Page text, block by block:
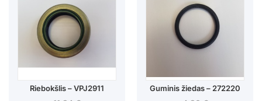
Riebokšlis – VPJ2911 Guminis žiedas – 272220